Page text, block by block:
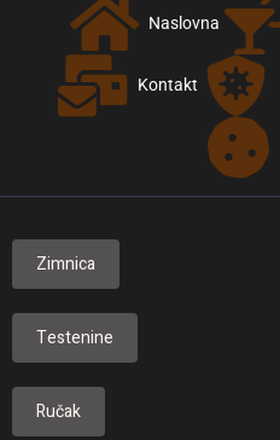
Naslovna
Kontakt
Zimnica
Testenine
Ručak